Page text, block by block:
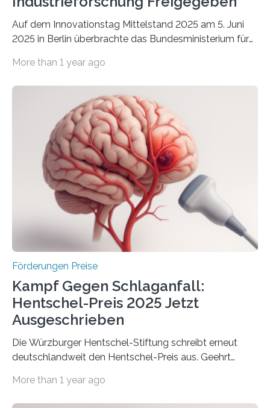
Auf dem Innovationstag Mittelstand 2025 am 5. Juni
2025 in Berlin überbrachte das Bundesministerium für
Überplanmäßige Verpflichtungsermächtigungen in
Woche vom Haushaltsausschuss freigegeben – unter
anderem zur Unterstützung der
Industrieforschungsprogramme Industrielle
Gemeinschaftsforschung (IGF), Zentrales
Innovationsprogramm Mittelstand (ZIM) und
Innovationskompetenz INNO-KOM. Auf dem
Innovationstag Mittelstand 2025 am 5. Juni 2025 in
Berlin überbrachte das Bundesministerium für
Wirtschaft und Energie eine gute Nachricht:
Überplanmäßige Verpflichtungsermächtigungen in
More than 1 year ago
Förderungen Preise
Kampf Gegen Schlaganfall:
Hentschel-Preis 2025 Jetzt
Ausgeschrieben
Die Würzburger Hentschel-Stiftung schreibt erneut
deutschlandweit den Hentschel-Preis aus. Geehrt
hochrangige wissenschaftliche Publikation zum Thema
More than 1 year ago